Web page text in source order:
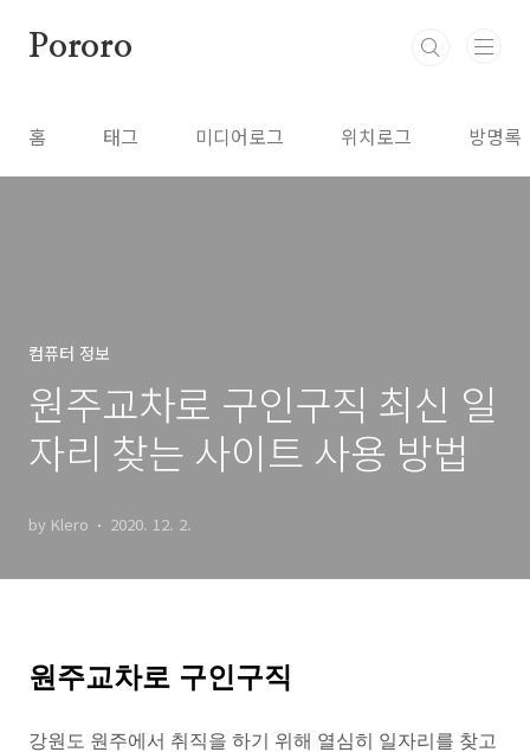
Pororo
홈 태그 미디어로그 위치로그 방명록
컴퓨터 정보
원주교차로 구인구직 최신 일
자리 찾는 사이트 사용 방법
by Klero 2020. 12. 2.
원주교차로 구인구직
강원도 원주에서 취직을 하기 위해 열심히 일자리를 찾고